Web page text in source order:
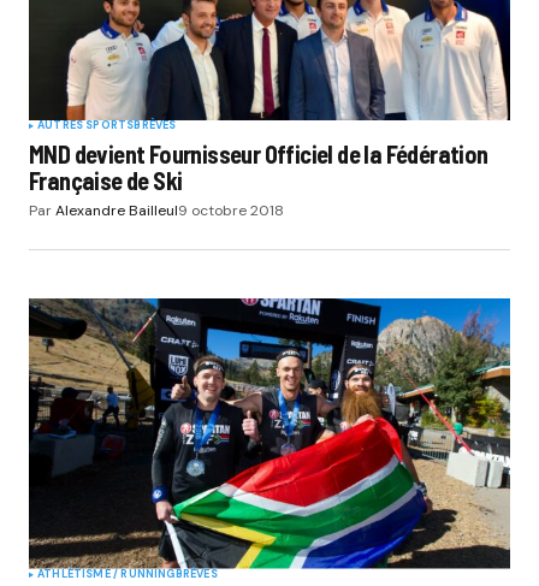
AUTRES SPORTSBRÈVES
MND devient Fournisseur Officiel de la Fédération
Française de Ski
ParAlexandre Bailleul9 octobre 2018
ATHLÉTISME / RUNNINGBRÈVES